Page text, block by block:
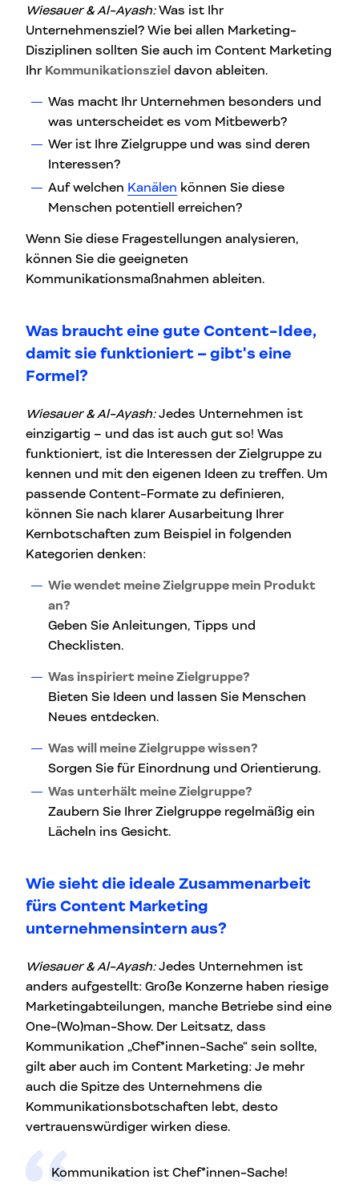
Wiesauer & Al-Ayash:Was ist Ihr
Unternehmensziel? Wie bei allen Marketing-
Disziplinen sollten Sie auch im Content Marketing
Ihr Kommunikationsziel davon ableiten.
Was macht Ihr Unternehmen besonders und
was unterscheidet es vom Mitbewerb?
Wer ist Ihre Zielgruppe und was sind deren
Interessen?
Auf welchen Kanälen können Sie diese
Menschen potentiell erreichen?
Wenn Sie diese Fragestellungen analysieren,
können Sie die geeigneten
Kommunikationsmaßnahmen ableiten.
Was braucht eine gute Content-Idee,
damit sie funktioniert – gibt's eine
Formel?
Wiesauer & Al-Ayash:Jedes Unternehmen ist
einzigartig – und das ist auch gut so! Was
funktioniert, ist die Interessen der Zielgruppe zu
kennen und mit den eigenen Ideen zu treffen. Um
passende Content-Formate zu definieren,
können Sie nach klarer Ausarbeitung Ihrer
Kernbotschaften zum Beispiel in folgenden
Kategorien denken:
Wie wendet meine Zielgruppe mein Produkt
an?
Geben Sie Anleitungen, Tipps und
Checklisten.
Was inspiriert meine Zielgruppe?
Bieten Sie Ideen und lassen Sie Menschen
Neues entdecken.
Was will meine Zielgruppe wissen?
Sorgen Sie für Einordnung und Orientierung.
Was unterhält meine Zielgruppe?
Zaubern Sie Ihrer Zielgruppe regelmäßig ein
Lächeln ins Gesicht.
Wie sieht die ideale Zusammenarbeit
fürs Content Marketing
unternehmensintern aus?
Wiesauer & Al-Ayash:Jedes Unternehmen ist
anders aufgestellt: Große Konzerne haben riesige
Marketingabteilungen, manche Betriebe sind eine
One-(Wo)man-Show. Der Leitsatz, dass
Kommunikation „Chef*innen-Sache“ sein sollte,
gilt aber auch im Content Marketing: Je mehr
auch die Spitze des Unternehmens die
Kommunikationsbotschaften lebt, desto
vertrauenswürdiger wirken diese.
Kommunikation ist Chef*innen-Sache!